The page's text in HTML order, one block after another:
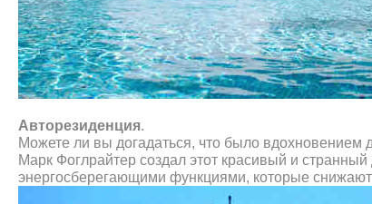
Авторезиденция.
Можете ли вы догадаться, что было вдохновением
Марк Фоглрайтер создал этот красивый и
энергосберегающими функциями, которые